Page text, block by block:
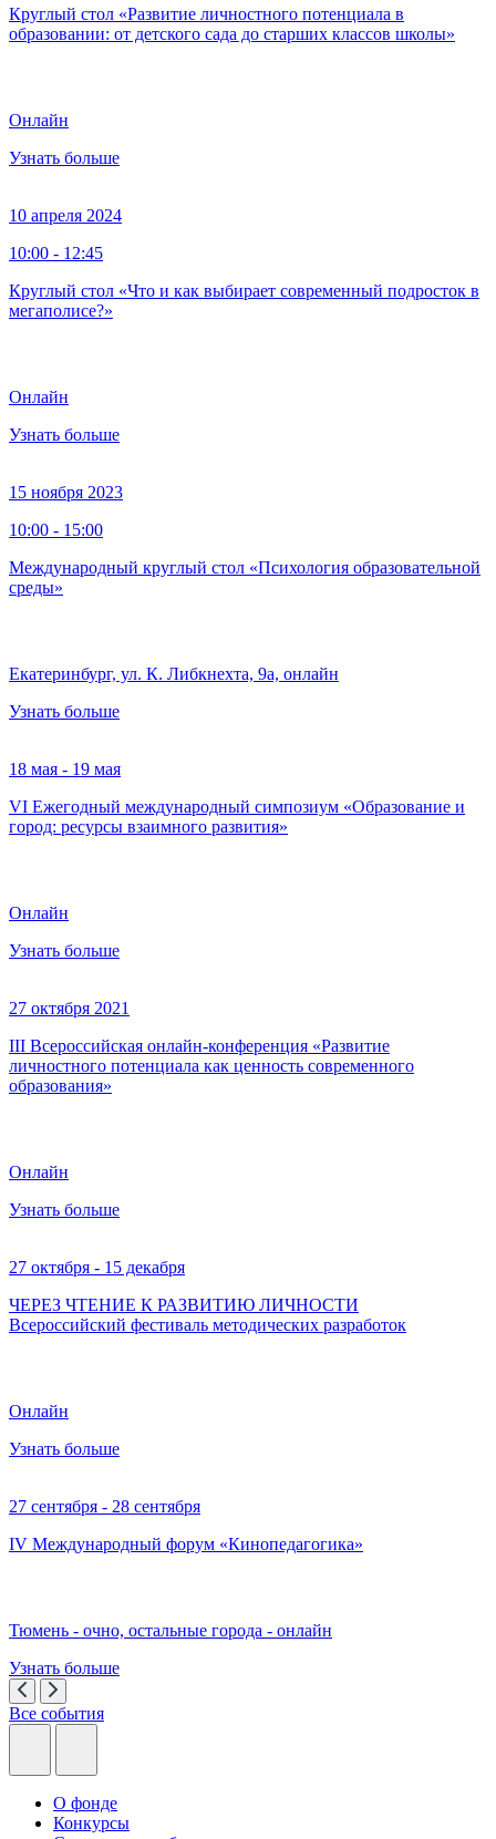
Круглый стол «Развитие личностного потенциала в
образовании: от детского сада до старших классов школы»
Онлайн
Узнать больше
10 апреля 2024
10:00 - 12:45
Круглый стол «Что и как выбирает современный подросток в
мегаполисе?»
Онлайн
Узнать больше
15 ноября 2023
10:00 - 15:00
Международный круглый стол «Психология образовательной
среды»
Екатеринбург, ул. К. Либкнехта, 9а, онлайн
Узнать больше
18 мая - 19 мая
VI Ежегодный международный симпозиум «Образование и
город: ресурсы взаимного развития»
Онлайн
Узнать больше
27 октября 2021
III Всероссийская онлайн-конференция «Развитие
личностного потенциала как ценность современного
образования»
Онлайн
Узнать больше
27 октября - 15 декабря
ЧЕРЕЗ ЧТЕНИЕ К РАЗВИТИЮ ЛИЧНОСТИ
Всероссийский фестиваль методических разработок
Онлайн
Узнать больше
27 сентября - 28 сентября
IV Международный форум «Кинопедагогика»
Тюмень - очно, остальные города - онлайн
Узнать больше
Все события
О фонде
Конкурсы